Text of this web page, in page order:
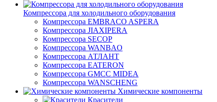
Компрессора для холодильного оборудования
Компрессора EMBRACO ASPERA
Компрессора JIAXIPERA
Компрессора SECOP
Компрессора WANBAO
Компрессора АТЛАНТ
Компрессора EATERON
Компрессора GMCC MIDEA
Компрессора WANSCHENG
Химические компоненты
Красители